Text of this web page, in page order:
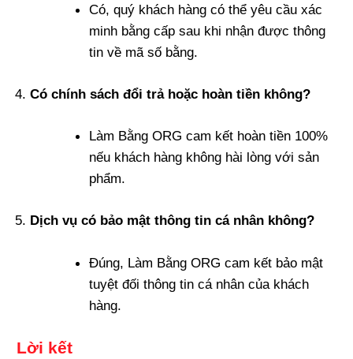
Có, quý khách hàng có thể yêu cầu xác
minh bằng cấp sau khi nhận được thông
tin về mã số bằng.
Có chính sách đổi trả hoặc hoàn tiền không?
Làm Bằng ORG cam kết hoàn tiền 100%
nếu khách hàng không hài lòng với sản
phẩm.
Dịch vụ có bảo mật thông tin cá nhân không?
Đúng, Làm Bằng ORG cam kết bảo mật
tuyệt đối thông tin cá nhân của khách
hàng.
Lời kết